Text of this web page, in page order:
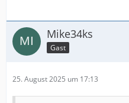
Mike34ks
Gast
25. August 2025 um 17:13